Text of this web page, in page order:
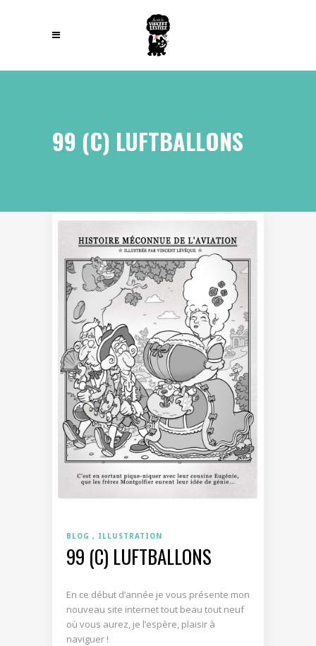
99 (C) LUFTBALLONS
BLOG ILLUSTRATION
99 (C) LUFTBALLONS
En ce début d’année je vous présente mon
nouveau site internet tout beau tout neuf
où vous aurez, je l’espère, plaisir à
naviguer !